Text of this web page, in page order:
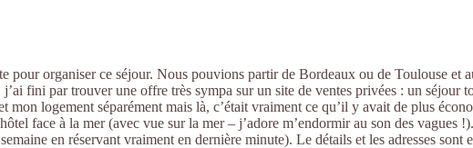
pour organiser ce séjour. Nous pouvions partir de Bordeaux ou de Toulouse et
fini par trouver une offre très sympa sur un site de ventes privées : un séjour
logement séparément mais là, c’était vraiment ce qu’il y avait de plus
face à la mer (avec vue sur la mer – j’adore m’endormir au son des vagues
en réservant vraiment en dernière minute). Le détails et les adresses sont